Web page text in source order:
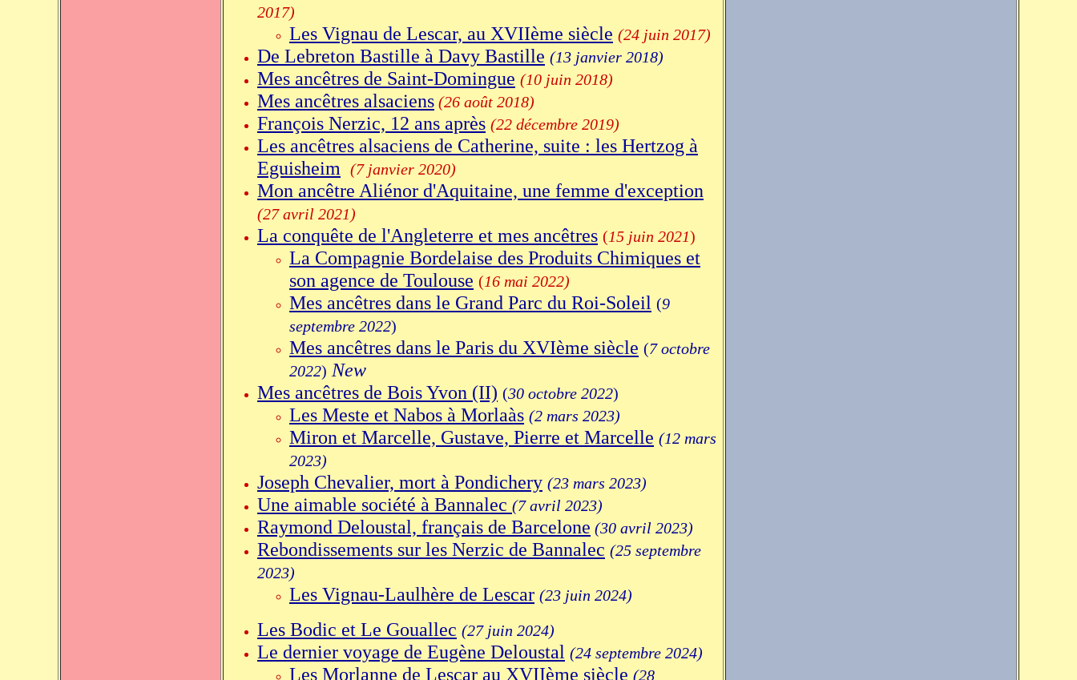
2017)
Les Vignau de Lescar, au XVIIème siècle (24 juin 2017)
De Lebreton Bastille à Davy Bastille (13 janvier 2018)
Mes ancêtres de Saint-Domingue (10 juin 2018)
Mes ancêtres alsaciens (26 août 2018)
François Nerzic, 12 ans après (22 décembre 2019)
Les ancêtres alsaciens de Catherine, suite : les Hertzog à
Eguisheim
(7 janvier 2020)
Mon ancêtre Aliénor d'Aquitaine, une femme d'exception
(27 avril 2021)
La conquête de l'Angleterre et mes ancêtres (15 juin 2021)
La Compagnie Bordelaise des Produits Chimiques et
son agence de Toulouse (16 mai 2022)
Mes ancêtres dans le Grand Parc du Roi-Soleil (9
septembre 2022)
Mes ancêtres dans le Paris du XVIème siècle (7 octobre
2022) New
Mes ancêtres de Bois Yvon (II) (30 octobre 2022)
Les Meste et Nabos à Morlaàs (2 mars 2023)
Miron et Marcelle, Gustave, Pierre et Marcelle (12 mars
2023)
Joseph Chevalier, mort à Pondichery (23 mars 2023)
Une aimable société à Bannalec (7 avril 2023)
Raymond Deloustal, français de Barcelone (30 avril 2023)
Rebondissements sur les Nerzic de Bannalec (25 septembre
2023)
Les Vignau-Laulhère de Lescar (23 juin 2024)
Les Bodic et Le Gouallec (27 juin 2024)
Le dernier voyage de Eugène Deloustal (24 septembre 2024)
Les Morlanne de Lescar au XVIIème siècle (28